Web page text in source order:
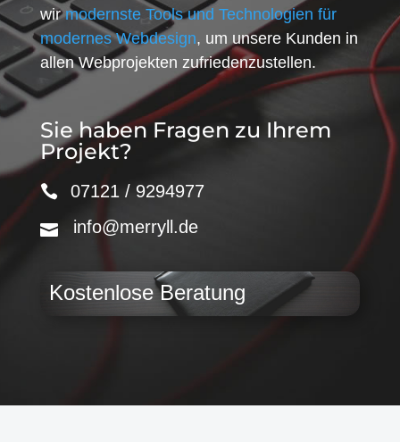
wirmodernste Tools und Technologien für
modernes Webdesign, um unsere Kunden in
allen Webprojekten zufriedenzustellen.
Sie haben Fragen zu Ihrem
Projekt?
07121 / 9294977
info@merryll.de
Kostenlose Beratung